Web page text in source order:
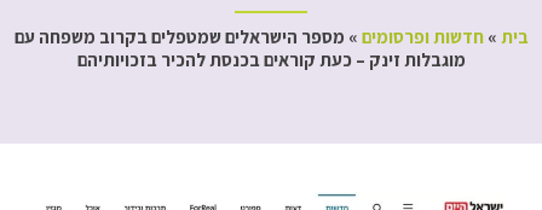
בית »חדשות ופרסומים » מספר הישראלים שמטפלים בקרוב משפחה עם
מוגבלות זינק – כעת קוראים בכנסת להכיר בזכויותיהם